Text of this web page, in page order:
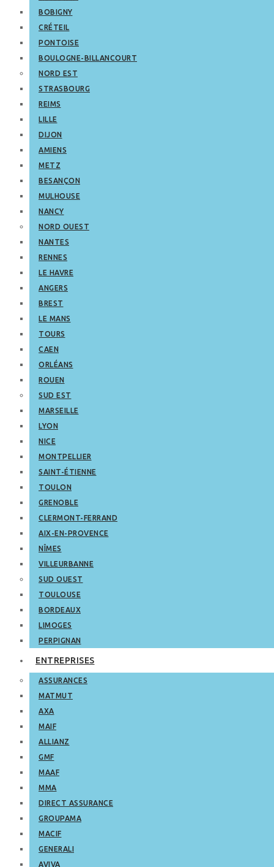
BOBIGNY
CRÉTEIL
PONTOISE
BOULOGNE-BILLANCOURT
NORD EST
STRASBOURG
REIMS
LILLE
DIJON
AMIENS
METZ
BESANÇON
MULHOUSE
NANCY
NORD OUEST
NANTES
RENNES
LE HAVRE
ANGERS
BREST
LE MANS
TOURS
CAEN
ORLÉANS
ROUEN
SUD EST
MARSEILLE
LYON
NICE
MONTPELLIER
SAINT-ÉTIENNE
TOULON
GRENOBLE
CLERMONT-FERRAND
AIX-EN-PROVENCE
NÎMES
VILLEURBANNE
SUD OUEST
TOULOUSE
BORDEAUX
LIMOGES
PERPIGNAN
ENTREPRISES
ASSURANCES
MATMUT
AXA
MAIF
ALLIANZ
GMF
MAAF
MMA
DIRECT ASSURANCE
GROUPAMA
MACIF
GENERALI
AVIVA